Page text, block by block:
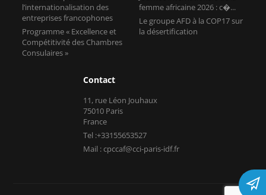
l’internationalisation des
entreprises francophones
Programme « Excellence et
Compétitivité des Chambres
Consulaires »
femme africaine 2026 : c�...
Le groupe AFD à la COP17 sur
la désertification
Contact
11, rue Léon Jouhaux
75010 Paris
France
Tel :+33155653527
Mail : cpccaf@cci-paris-idf.fr